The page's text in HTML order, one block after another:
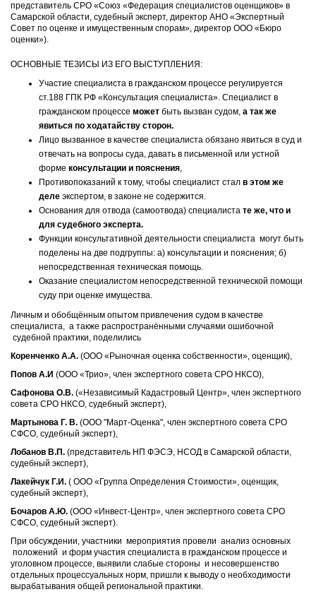
представитель СРО «Союз «Федерация специалистов оценщиков» в
Самарской области, судебный эксперт, директор АНО «Экспертный
Совет по оценке и имущественным спорам», директор ООО «Бюро
оценки»).
ОСНОВНЫЕ ТЕЗИСЫ ИЗ ЕГО ВЫСТУПЛЕНИЯ:
Участие специалиста в гражданском процессе регулируется
ст.188 ГПК РФ «Консультация специалиста». Специалист в
гражданском процессе может быть вызван судом, а так же
явиться по ходатайству сторон.
Лицо вызванное в качестве специалиста обязано явиться в суд и
отвечать на вопросы суда, давать в письменной или устной
форме консультации и пояснения,
Противопоказаний к тому, чтобы специалист стал в этом же
деле экспертом, в законе не содержится.
Основания для отвода (самоотвода) специалиста те же, что и
для судебного эксперта.
Функции консультативной деятельности специалиста могут быть
поделены на две подгруппы: а) консультации и пояснения; б)
непосредственная техническая помощь.
Оказание специалистом непосредственной технической помощи
суду при оценке имущества.
Личным и обобщённым опытом привлечения судом в качестве
специалиста, а также распространёнными случаями ошибочной
судебной практики, поделились
Коренченко А.А. (ООО «Рыночная оценка собственности», оценщик),
Попов А.И (ООО «Трио», член экспертного совета СРО НКСО),
Сафонова О.В. («Независимый Кадастровый Центр», член экспертного
совета СРО НКСО, судебный эксперт),
Мартынова Г. В. (ООО "Март-Оценка", член экспертного совета СРО
СФСО, судебный эксперт),
Лобанов В.П. (представитель НП ФЭСЭ, НСОД в Самарской области,
судебный эксперт),
Лакейчук Г.И. ( ООО «Группа Определения Стоимости», оценщик,
судебный эксперт),
Бочаров А.Ю. (ООО «Инвест-Центр», член экспертного совета СРО
СФСО, судебный эксперт).
При обсуждении, участники мероприятия провели анализ основных
положений и форм участия специалиста в гражданском процессе и
уголовном процессе, выявили слабые стороны и несовершенство
отдельных процессуальных норм, пришли к выводу о необходимости
вырабатывания общей региональной практики.